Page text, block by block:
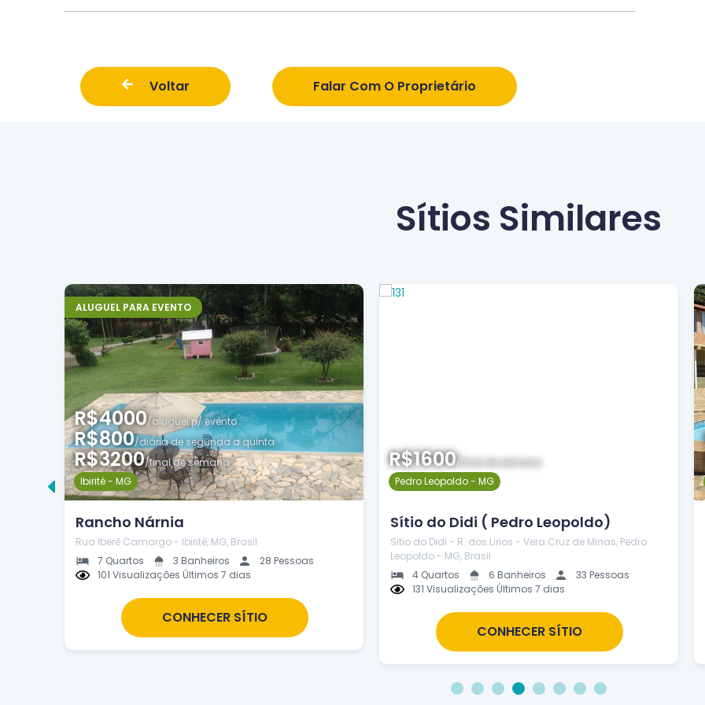
Voltar Falar Com O Proprietário
Sítios Similares
R$800/diária de segunda a quinta
R$4000/aluguel p/ evento
R$3200/final de semana
Ibirité - MG
ALUGUEL PARA EVENTO
Rancho Nárnia
Rua Iberê Camargo - Ibirité, MG, Brasil
7 Quartos
3 Banheiros
28 Pessoas
101 Visualizações Últimos 7 dias
CONHECER SÍTIO
R$1600/final de semana
Pedro Leopoldo - MG
Sítio do Didi ( Pedro Leopoldo)
Sitio do Didi - R. dos Lirios - Vera Cruz de Minas, Pedro
Leopoldo - MG, Brasil
4 Quartos
6 Banheiros
33 Pessoas
131 Visualizações Últimos 7 dias
CONHECER SÍTIO
3 4 5 6 7 8